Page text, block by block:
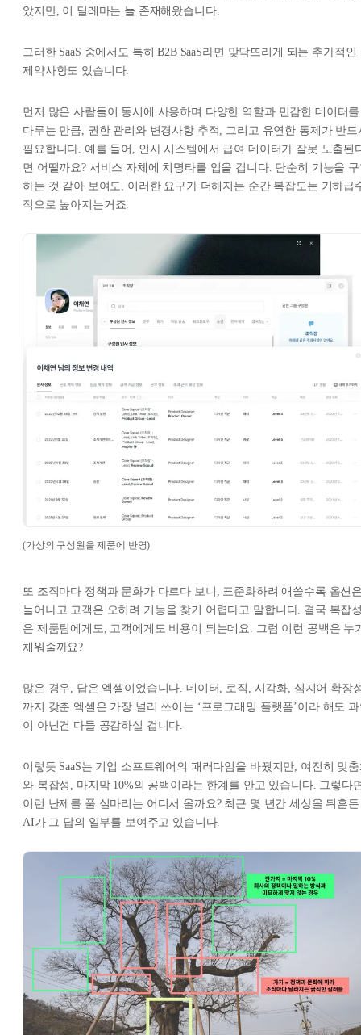
았지만, 이 딜레마는 늘 존재해왔습니다.
그러한 SaaS 중에서도 특히 B2B SaaS라면 맞닥뜨리게 되는 추가적인
제약사항도 있습니다.
먼저 많은 사람들이 동시에 사용하며 다양한 역할과 민감한 데이터를
다루는 만큼, 권한 관리와 변경사항 추적, 그리고 유연한 통제가 반드
필요합니다. 예를 들어, 인사 시스템에서 급여 데이터가 잘못 노출된
면 어떨까요? 서비스 자체에 치명타를 입을 겁니다. 단순히 기능을
하는 것 같아 보여도, 이러한 요구가 더해지는 순간 복잡도는 기하급
적으로 높아지는거죠.
(가상의 구성원을 제품에 반영)
또 조직마다 정책과 문화가 다르다 보니, 표준화하려 애쓸수록 옵션
늘어나고 고객은 오히려 기능을 찾기 어렵다고 말합니다. 결국 복잡
은 제품팀에게도, 고객에게도 비용이 되는데요. 그럼 이런 공백은 누
채워줄까요?
많은 경우, 답은 엑셀이었습니다. 데이터, 로직, 시각화, 심지어 확장
까지 갖춘 엑셀은 가장 널리 쓰이는 ‘프로그래밍 플랫폼’이라 해도
이 아닌건 다들 공감하실 겁니다.
이렇듯 SaaS는 기업 소프트웨어의 패러다임을 바꿨지만, 여전히 맞
와 복잡성, 마지막 10%의 공백이라는 한계를 안고 있습니다. 그렇다
이런 난제를 풀 실마리는 어디서 올까요? 최근 몇 년간 세상을 뒤흔든
AI가 그 답의 일부를 보여주고 있습니다.